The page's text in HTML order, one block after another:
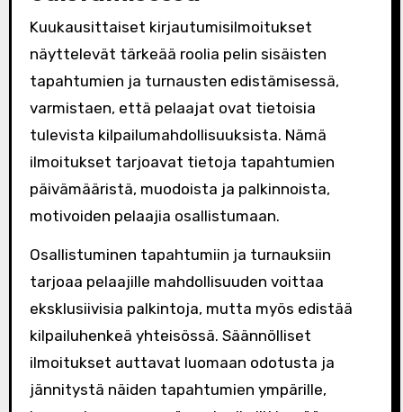
Kuukausittaiset kirjautumisilmoitukset
näyttelevät tärkeää roolia pelin sisäisten
tapahtumien ja turnausten edistämisessä,
varmistaen, että pelaajat ovat tietoisia
tulevista kilpailumahdollisuuksista. Nämä
ilmoitukset tarjoavat tietoja tapahtumien
päivämääristä, muodoista ja palkinnoista,
motivoiden pelaajia osallistumaan.
Osallistuminen tapahtumiin ja turnauksiin
tarjoaa pelaajille mahdollisuuden voittaa
eksklusiivisia palkintoja, mutta myös edistää
kilpailuhenkeä yhteisössä. Säännölliset
ilmoitukset auttavat luomaan odotusta ja
jännitystä näiden tapahtumien ympärille,